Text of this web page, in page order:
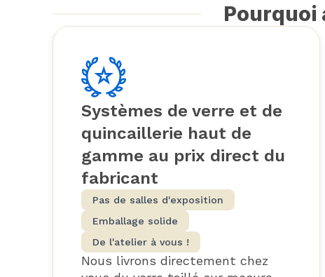
Pourquoi
Systèmes de verre et de
quincaillerie haut de
gamme au prix direct du
fabricant
Pas de salles d'exposition
Emballage solide
De l'atelier à vous !
Nous livrons directement chez